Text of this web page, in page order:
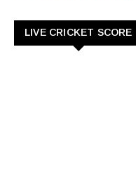
LIVE CRICKET SCORE